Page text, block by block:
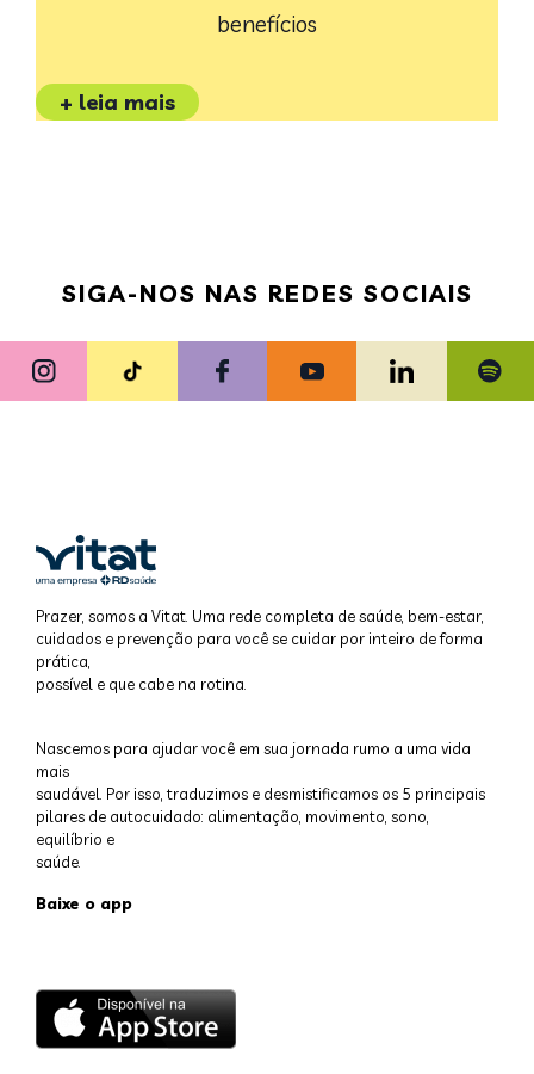
benefícios
+ leia mais
SIGA-NOS NAS REDES SOCIAIS
Prazer, somos a Vitat. Uma rede completa de saúde, bem-estar,
cuidados e prevenção para você se cuidar por inteiro de forma
prática,
possível e que cabe na rotina.
Nascemos para ajudar você em sua jornada rumo a uma vida
mais
saudável. Por isso, traduzimos e desmistificamos os 5 principais
pilares de autocuidado: alimentação, movimento, sono,
equilíbrio e
saúde.
Baixe o app